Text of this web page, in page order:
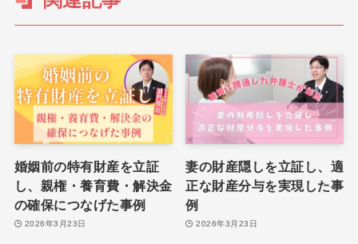
婚姻前の特有財産を立証
し、親権・養育費・解決金
の確保につなげた事例
2026年3月23日
妻の財産隠しを立証し、適
正な財産分与を実現した事
例
2026年3月23日